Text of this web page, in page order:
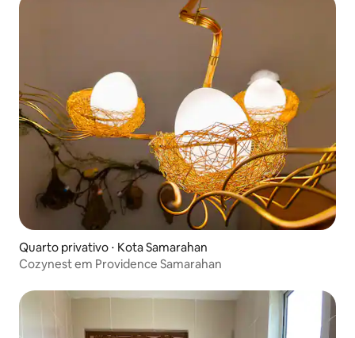
Quarto privativo ⋅ Kota Samarahan
Cozynest em Providence Samarahan